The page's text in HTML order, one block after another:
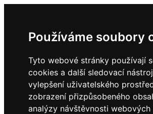
Používáme soubory
Tyto webové stránky používají
cookies a další sledovací
vylepšení uživatelského
zobrazení přizpůsobeného
analýzy návštěvnosti webových